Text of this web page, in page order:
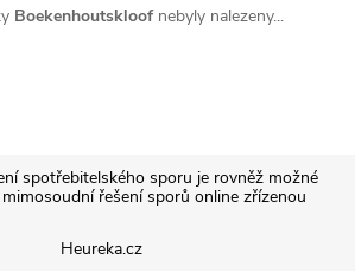
Boekenhoutskloofnebyly nalezeny...
spotřebitelského sporu je rovněž možné
řešení sporů online zřízenou
Heureka.cz